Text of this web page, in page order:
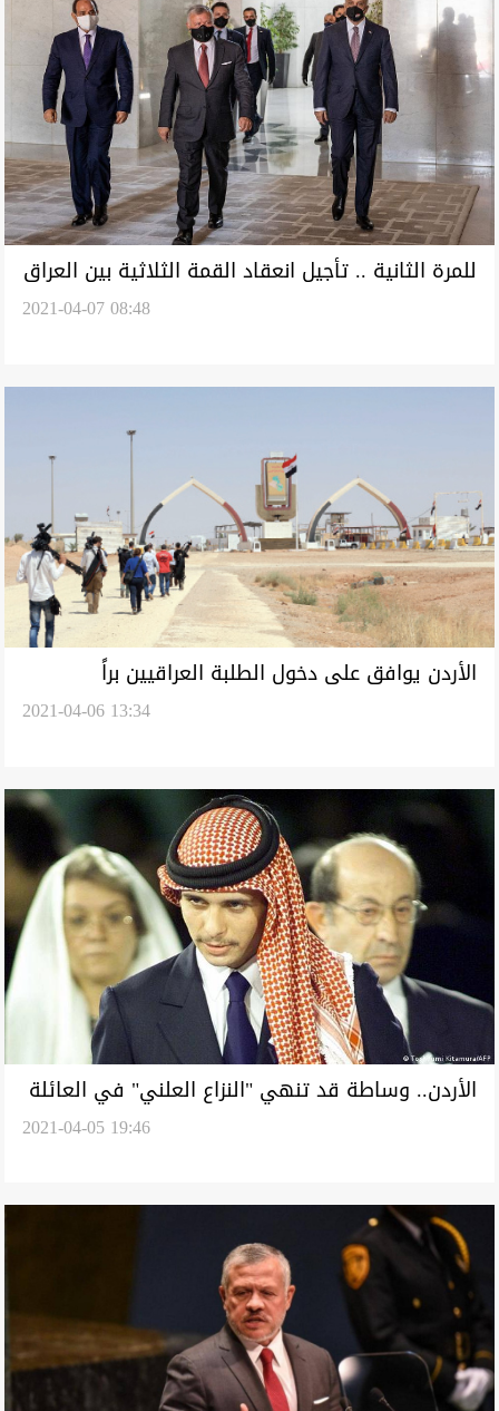
للمرة الثانية .. تأجيل انعقاد القمة الثلاثية بين العراق
2021-04-07 08:48
الأردن يوافق على دخول الطلبة العراقيين براً
2021-04-06 13:34
الأردن.. وساطة قد تنهي "النزاع العلني" في العائلة
2021-04-05 19:46